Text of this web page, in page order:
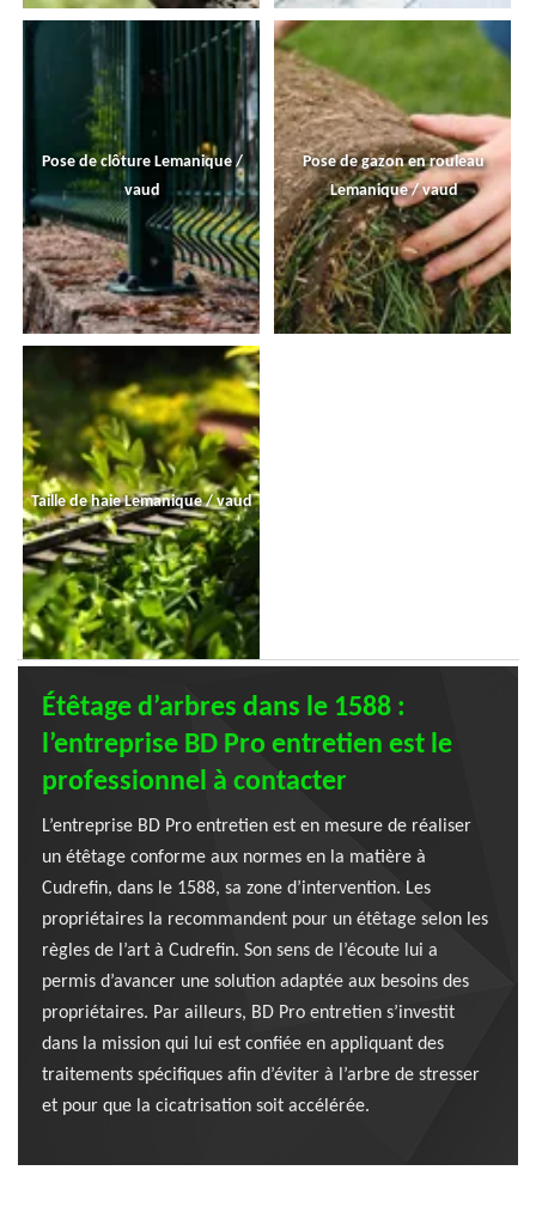
Pose de clôture Lemanique /
vaud
Pose de gazon en rouleau
Lemanique / vaud
Taille de haie Lemanique / vaud
Étêtage d’arbres dans le 1588 :
l’entreprise BD Pro entretien est le
professionnel à contacter
L’entreprise BD Pro entretien est en mesure de réaliser
un étêtage conforme aux normes en la matière à
Cudrefin, dans le 1588, sa zone d’intervention. Les
propriétaires la recommandent pour un étêtage selon les
règles de l’art à Cudrefin. Son sens de l’écoute lui a
permis d’avancer une solution adaptée aux besoins des
propriétaires. Par ailleurs, BD Pro entretien s’investit
dans la mission qui lui est confiée en appliquant des
traitements spécifiques afin d’éviter à l’arbre de stresser
et pour que la cicatrisation soit accélérée.